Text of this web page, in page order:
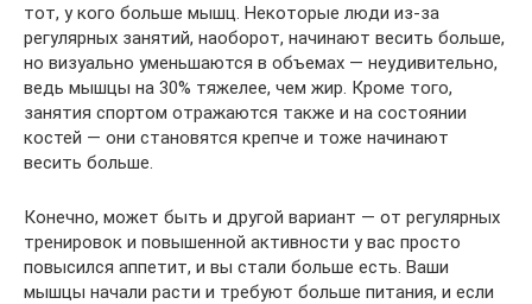
тот, у кого больше мышц. Некоторые люди из-за
регулярных занятий, наоборот, начинают весить больше,
но визуально уменьшаются в объемах — неудивительно,
ведь мышцы на 30% тяжелее, чем жир. Кроме того,
занятия спортом отражаются также и на состоянии
костей — они становятся крепче и тоже начинают
весить больше.
Конечно, может быть и другой вариант — от регулярных
тренировок и повышенной активности у вас просто
повысился аппетит, и вы стали больше есть. Ваши
мышцы начали расти и требуют больше питания, и если